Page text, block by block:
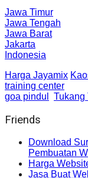
Jawa Timur
Jawa Tengah
Jawa Barat
Jakarta
Indonesia
Harga Jayamix
training center
goa pindul
Tukang
Friends
Download
Pembuatan
Harga
Jasa Buat